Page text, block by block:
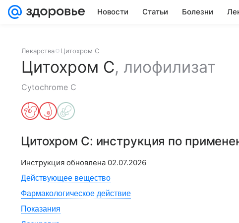
Новости Статьи Болезни
Лекарства Цитохром C
Цитохром C, лиофилизат
Cytochrome C
Цитохром C: инструкция по
Инструкция обновлена 02.07.2026
Действующее вещество
Фармакологическое действие
Показания